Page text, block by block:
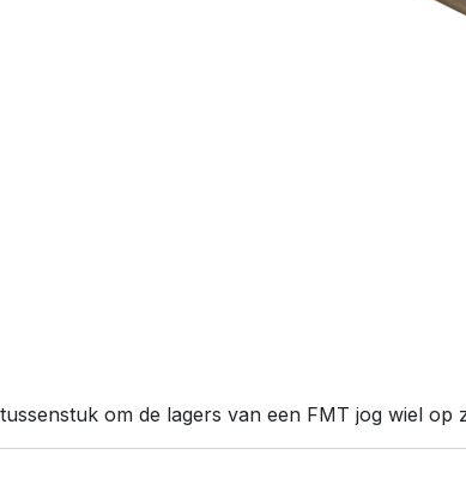
tussenstuk om de lagers van een FMT jog wiel op